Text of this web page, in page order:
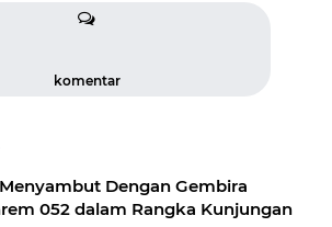
komentar
Dengan Gembira
052 dalam Rangka Kunjungan